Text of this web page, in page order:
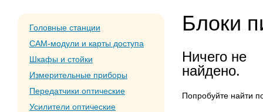
Головные станции
CAM-модули и карты доступа
Шкафы и стойки
Измерительные приборы
Передатчики оптические
Усилители оптические
Блоки
Ничего не
найдено.
Попробуйте найти